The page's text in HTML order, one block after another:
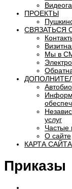
ПРОЕКТЫ
СВЯЗАТЬСЯ
Мы в
услуг
Частые
О сайте
КАРТА САЙТА
Приказы